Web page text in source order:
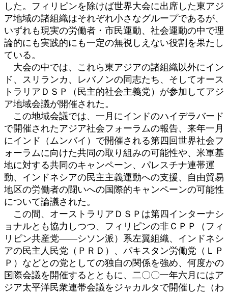
した。フィリピンを除けば世界大会に出席した東アジ
ア地域の諸組織はそれぞれ小さなグループであるが、
いずれも現実の労働者・市民運動、社会運動の中で理
論的にも実践的にも一定の無視しえない役割を果たし
ている。
大会の中では、これら東アジアの諸組織以外にイン
ド、スリランカ、レバノンの同志たち、そしてオース
トラリアＤＳＰ（民主的社会主義党）が参加してアジ
ア地域会議が開催された。
この地域会議では、一月にインドのハイデラバード
で開催されたアジア社会フォーラムの報告、来年一月
にインド（ムンバイ）で開催される第四回世界社会フ
ォーラムに向けた共同の取り組みの可能性や、米軍基
地に対する共同のキャンペーン、パレスチナ連帯運
動、インドネシアの民主主義運動への支援、自由貿易
地区の労働者の闘いへの国際的キャンペーンの可能性
について論議された。
この間、オーストラリアＤＳＰは第四インターナシ
ョナルとも協力しつつ、フィリピンの非ＣＰＰ（フィ
リピン共産党――シソン派）系左翼組織、インドネシ
アの民主人民党（ＰＲＤ）、パキスタン労働党（ＬＰ
Ｐ）などとの党としての独自の関係を強め、何度かの
国際会議を開催するとともに、二〇〇一年六月にはア
ジア太平洋民衆連帯会議をジャカルタで開催した（わ